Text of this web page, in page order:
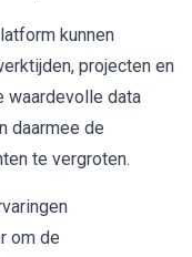
kunnen
projecten en
waardevolle data
daarmee de
te vergroten.
om de